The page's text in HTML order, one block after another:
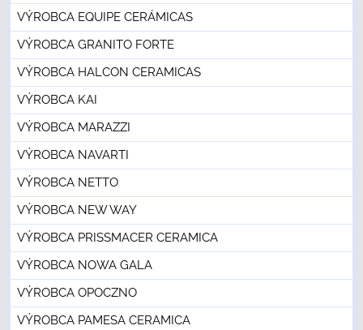
VÝROBCA EQUIPE CERÁMICAS
VÝROBCA GRANITO FORTE
VÝROBCA HALCON CERAMICAS
VÝROBCA KAI
VÝROBCA MARAZZI
VÝROBCA NAVARTI
VÝROBCA NETTO
VÝROBCA NEW WAY
VÝROBCA PRISSMACER CERAMICA
VÝROBCA NOWA GALA
VÝROBCA OPOCZNO
VÝROBCA PAMESA CERAMICA